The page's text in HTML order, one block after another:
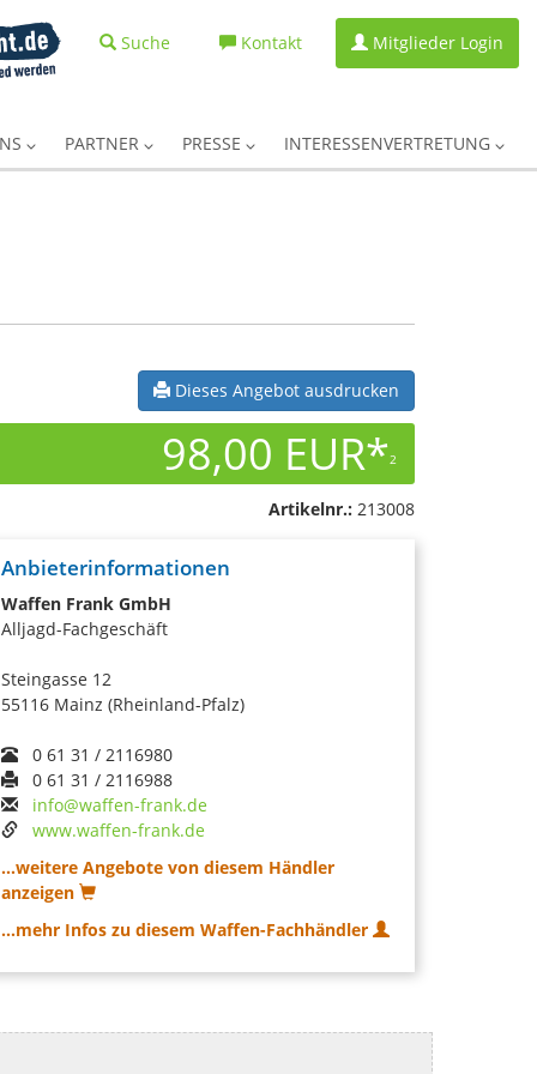
Suche Kontakt Mitglieder Login
PARTNER PRESSE INTERESSENVERTRETUNG
Dieses Angebot ausdrucken
98,00 EUR*2
Artikelnr.: 213008
Anbieterinformationen
Waffen Frank GmbH
Alljagd-Fachgeschäft
Steingasse 12
55116 Mainz (Rheinland-Pfalz)
0 61 31 / 2116980
0 61 31 / 2116988
info@waffen-frank.de
www.waffen-frank.de
...weitere Angebote von diesem Händler
anzeigen
...mehr Infos zu diesem Waffen-Fachhändler